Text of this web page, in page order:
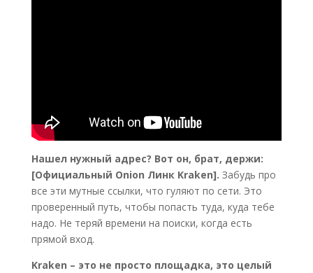
Нашел нужный адрес? Вот он, брат, держи:
[Официальный Onion Линк Kraken]. Забудь про
все эти мутные ссылки, что гуляют по сети. Это
проверенный путь, чтобы попасть туда, куда тебе
надо. Не теряй времени на поиски, когда есть
прямой вход.
Kraken – это не просто площадка, это целый